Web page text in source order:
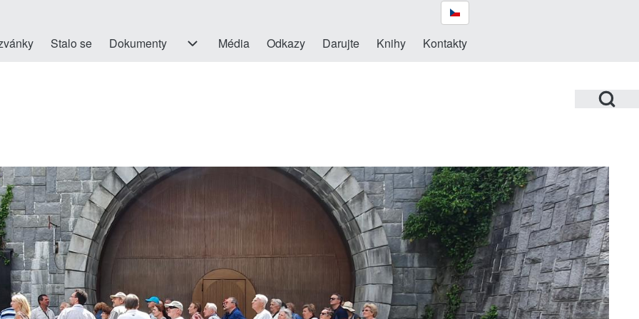
Stalo se Dokumenty
Dokumenty sub-navigation
Média Odkazy Darujte Knihy Kontakty
Open Search